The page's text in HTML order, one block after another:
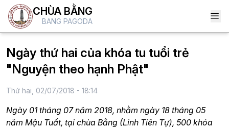
CHÙA BẰNG
BANG PAGODA
Ngày thứ hai của khóa tu tuổi trẻ
"Nguyện theo hạnh Phật"
Thứ hai, 02/07/2018 - 18:14
Ngày 01 tháng 07 năm 2018, nhằm ngày 18 tháng 05
năm Mậu Tuất, tại chùa Bằng (Linh Tiên Tự), 500 khóa